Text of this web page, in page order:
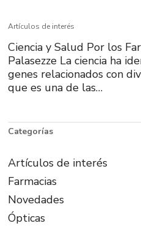
Artículos de interés
Ciencia y Salud Por los
Palasezze La ciencia ha
genes relacionados con
que es una de las…
Categorías
Artículos de interés
Farmacias
Novedades
Ópticas